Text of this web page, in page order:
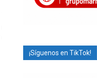
¡Síguenos en TikTok!